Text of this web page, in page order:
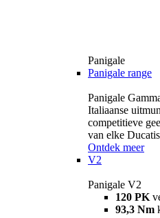
Panigale
Panigale range
Panigale
Italiaanse
competitieve
van elke
Ontdek meer
V2
Panigale V2
120 PK
93,3 Nm